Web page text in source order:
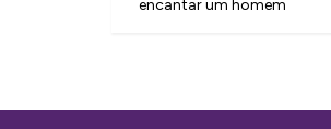
g
encantar um homem